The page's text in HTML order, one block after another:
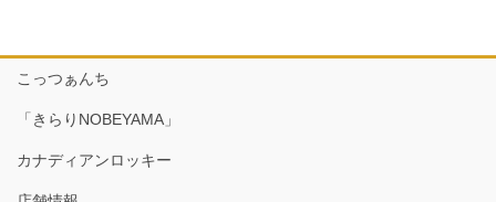
こっつぁんち
「きらりNOBEYAMA」
カナディアンロッキー